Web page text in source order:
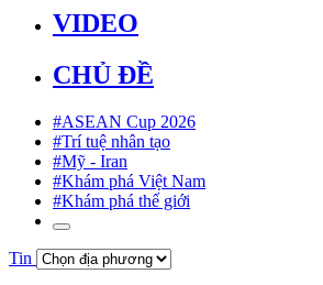
VIDEO
CHỦ ĐỀ
#ASEAN Cup 2026
#Trí tuệ nhân tạo
#Mỹ - Iran
#Khám phá Việt Nam
#Khám phá thế giới
Tin